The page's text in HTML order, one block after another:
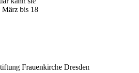
März bis 18
Frauenkirche Dresden